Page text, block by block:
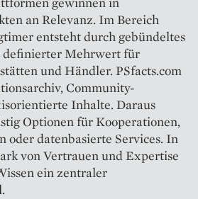
an Relevanz. Im Bereich
entsteht durch gebündeltes
definierter Mehrwert für
und Händler. PSfacts.com
Community-
Inhalte. Daraus
Optionen für Kooperationen,
oder datenbasierte Services. In
von Vertrauen und Expertise
ein zentraler